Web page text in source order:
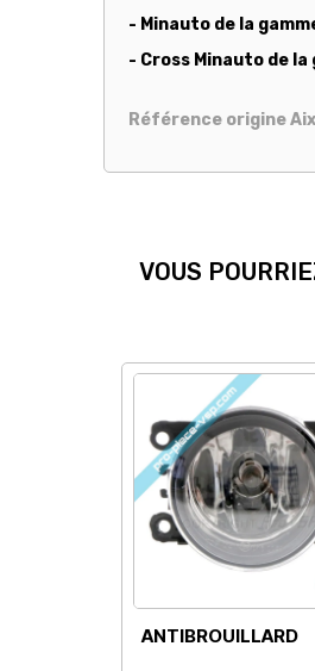
- Minauto de la
- Cross Minauto de la
Référence origine
VOUS
ANTIBROUILLARD